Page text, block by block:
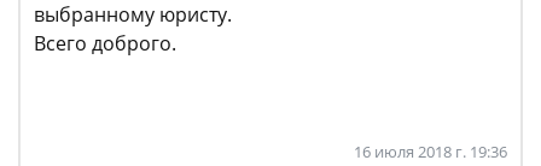
выбранному юристу.
Всего доброго.
16 июля 2018 г. 19:36